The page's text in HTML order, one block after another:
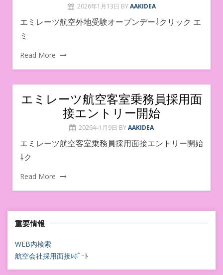
2026年1月13日 BY AAKIDEA
エミレーツ航空外地受験オープンデー⇩クリック エ
ミ
Read More
エミレーツ航空客室乗務員採用面
接エントリー開始
2026年1月9日 BYAAKIDEA
エミレーツ航空客室乗務員採用面接エントリー開始
⇩ク
Read More
重要情報
WEB内検索
航空会社採用面接ﾚﾎﾟｰﾄ